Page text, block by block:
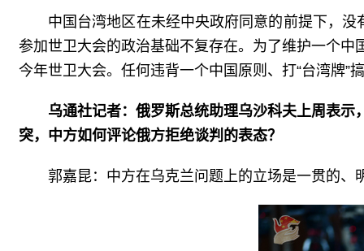
中国台湾地区在未经中央政府同意的前提下，
参加世卫大会的政治基础不复存在。为了维护一个
今年世卫大会。任何违背一个中国原则、打“台湾牌”
乌通社记者：俄罗斯总统助理乌沙科夫上周表
突，中方如何评论俄方拒绝谈判的表态？
郭嘉昆：中方在乌克兰问题上的立场是一贯的、